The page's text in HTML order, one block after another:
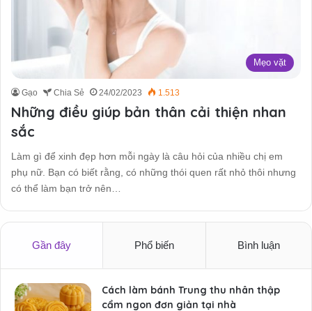
Mẹo vặt
Gạo Chia Sẻ 24/02/2023 1.513
Những điều giúp bản thân cải thiện nhan
sắc
Làm gì để xinh đẹp hơn mỗi ngày là câu hỏi của nhiều chị em
phụ nữ. Bạn có biết rằng, có những thói quen rất nhỏ thôi nhưng
có thể làm bạn trở nên…
Gần đây Phổ biến Bình luận
Cách làm bánh Trung thu nhân thập
cẩm ngon đơn giản tại nhà